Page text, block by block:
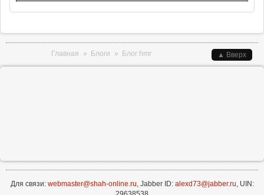
Главная » Блоги » Блог hmr ▲ Вверх
Для связи: webmaster@shah-online.ru , Jabber ID: alexd73@jabber.ru , UIN: